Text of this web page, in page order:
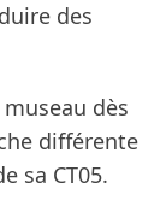
des
dès
différente
sa CT05.